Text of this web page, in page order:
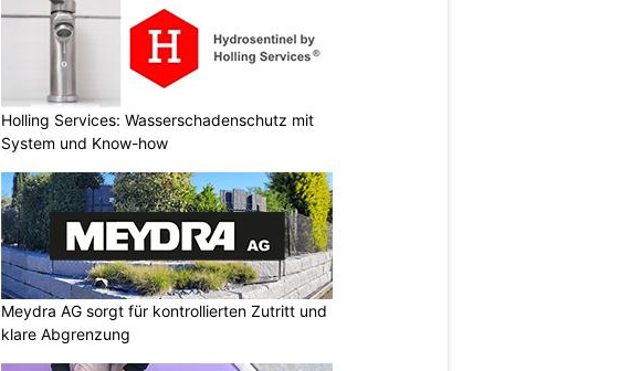
Holling Services: Wasserschadenschutz mit
System und Know-how
Meydra AG sorgt für kontrollierten Zutritt und
klare Abgrenzung